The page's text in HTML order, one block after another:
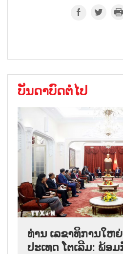
ບັນດາບົດຕໍ່ໄປ
ທ່ານ ເລຂາທິການໃຫ
ປະເທດ ໂຕເລີມ: ພ້ອມ